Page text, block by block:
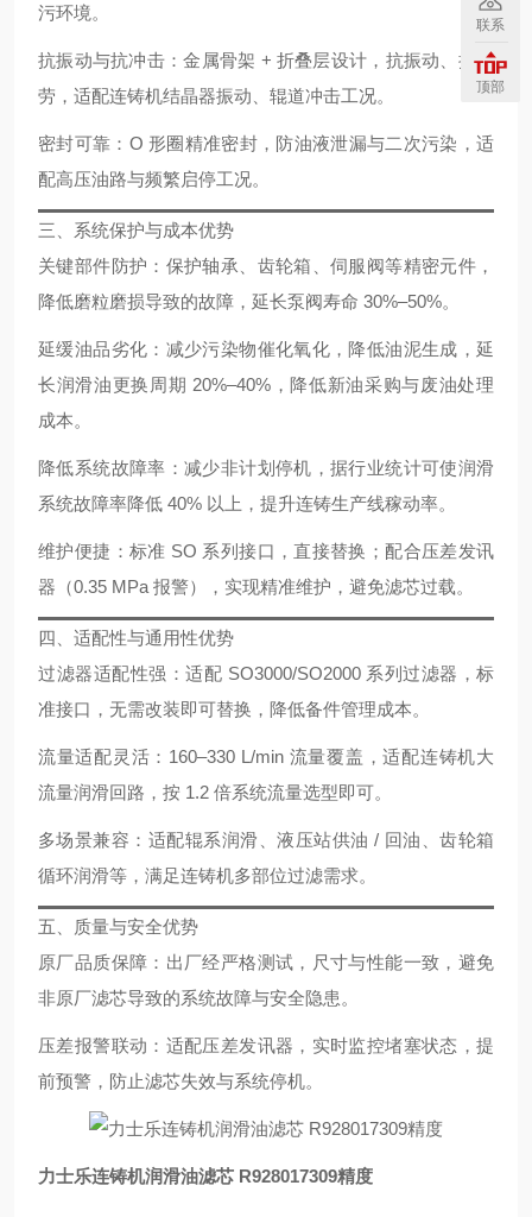
污环境。
抗振动与抗冲击：金属骨架 + 折叠层设计，抗振动、抗疲
劳，适配连铸机结晶器振动、辊道冲击工况。
密封可靠 ：O 形圈精准密封，防油液泄漏与二次污染，适
配高压油路与频繁启停工况。
三、系统保护与成本优势
关键部件防护 ：保护轴承、齿轮箱、伺服阀等精密元件，
降低磨粒磨损导致的故障，延长泵阀寿命 30%–50%。
延缓油品劣化 ：减少污染物催化氧化，降低油泥生成，延
长润滑油更换周期 20%–40%，降低新油采购与废油处理
成本。
降低系统故障率 ：减少非计划停机，据行业统计可使润滑
系统故障率降低 40% 以上，提升连铸生产线稼动率。
维护便捷 ：标准 SO 系列接口，直接替换；配合压差发讯
器（0.35 MPa 报警），实现精准维护，避免滤芯过载。
四、适配性与通用性优势
过滤器适配性强 ：适配 SO3000/SO2000 系列过滤器，标
准接口，无需改装即可替换，降低备件管理成本。
流量适配灵活 ：160–330 L/min 流量覆盖，适配连铸机大
流量润滑回路，按 1.2 倍系统流量选型即可。
多场景兼容 ：适配辊系润滑、液压站供油 / 回油、齿轮箱
循环润滑等，满足连铸机多部位过滤需求。
五、质量与安全优势
原厂品质保障 ：出厂经严格测试，尺寸与性能一致，避免
非原厂滤芯导致的系统故障与安全隐患。
压差报警联动 ：适配压差发讯器，实时监控堵塞状态，提
前预警，防止滤芯失效与系统停机。
力士乐连铸机润滑油滤芯 R928017309精度
联系
顶部